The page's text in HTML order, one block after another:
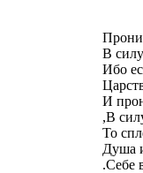
В
Ибо
И
В
То
Душа
Себе